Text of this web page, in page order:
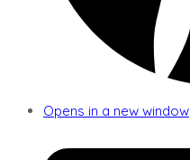
Opens in a new window